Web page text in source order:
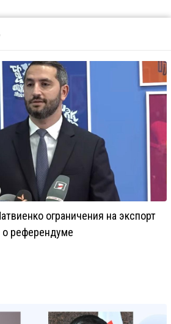
ограничения на экспорт
референдуме